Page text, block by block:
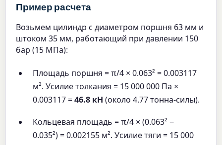
Пример расчета
Возьмем цилиндр с диаметром поршня 63 мм и
штоком 35 мм, работающий при давлении 150
бар (15 МПа):
Площадь поршня = π/4 × 0.063² = 0.003117
м². Усилие толкания = 15 000 000 Па ×
0.003117 =46.8 кН (около 4.77 тонна-силы).
Кольцевая площадь = π/4 × (0.063² −
0.035²) = 0.002155 м². Усилие тяги = 15 000